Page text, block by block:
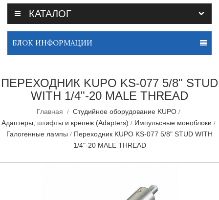
КАТАЛОГ
БЛОК ИНФОРМАЦИИ
ПЕРЕХОДНИК KUPO KS-077 5/8" STUD
WITH 1/4"-20 MALE THREAD
Главная
Студийное оборудование KUPO
Адаптеры, штифты и крепеж (Adapters)
Импульсные моноблоки
Галогенные лампы
Переходник KUPO KS-077 5/8" STUD WITH
1/4"-20 MALE THREAD